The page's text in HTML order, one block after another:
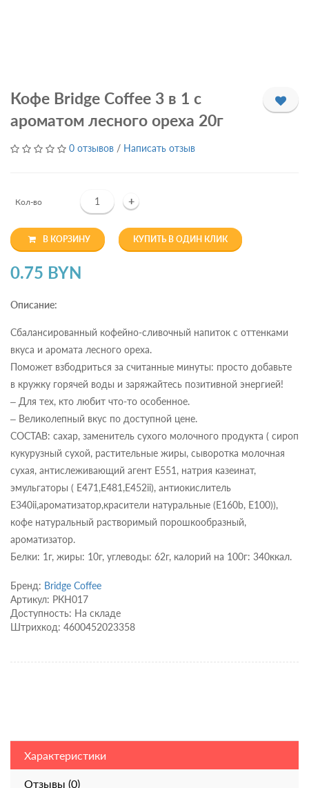
Кофе Bridge Coffee 3 в 1 с
ароматом лесного ореха 20г
0 отзывов / Написать отзыв
Кол-во +
В КОРЗИНУ КУПИТЬ В ОДИН КЛИК
0.75 BYN
Описание:
Сбалансированный кофейно-сливочный напиток с оттенками
вкуса и аромата лесного ореха.
Поможет взбодриться за считанные минуты: просто добавьте
в кружку горячей воды и заряжайтесь позитивной энергией!
– Для тех, кто любит что-то особенное.
– Великолепный вкус по доступной цене.
СОСТАВ: сахар, заменитель сухого молочного продукта ( сироп
кукурузный сухой, растительные жиры, сыворотка молочная
сухая, антислеживающий агент Е551, натрия казеинат,
эмульгаторы ( Е471,Е481,Е452ii), антиокислитель
Е340ii,ароматизатор,красители натуральные (Е160b, E100)),
кофе натуральный растворимый порошкообразный,
ароматизатор.
Белки: 1г, жиры: 10г, углеводы: 62г, калорий на 100г: 340ккал.
Бренд: Bridge Coffee
Артикул: РКН017
Доступность: На складе
Штрихкод: 4600452023358
Характеристики
Отзывы (0)